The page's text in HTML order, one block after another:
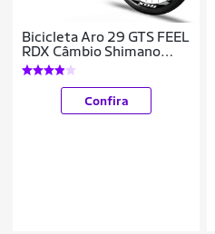
Bicicleta Aro 29 GTS FEEL
RDX Câmbio Shimano
Freio a Disco 21 Marchas
Confira